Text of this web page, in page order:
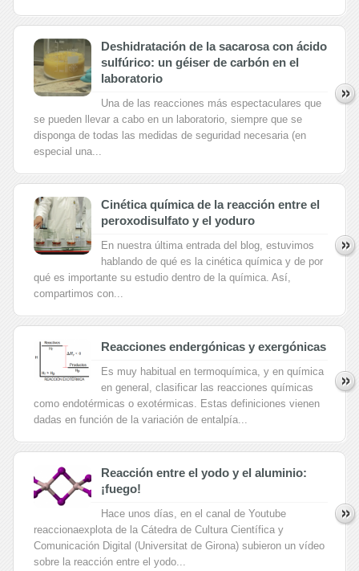
Deshidratación de la sacarosa con ácido
sulfúrico: un géiser de carbón en el
laboratorio
Una de las reacciones más espectaculares que
se pueden llevar a cabo en un laboratorio, siempre que se
disponga de todas las medidas de seguridad necesaria (en
especial una...
Cinética química de la reacción entre el
peroxodisulfato y el yoduro
En nuestra última entrada del blog, estuvimos
hablando de qué es la cinética química y de por
qué es importante su estudio dentro de la química. Así,
compartimos con...
Reacciones endergónicas y exergónicas
Es muy habitual en termoquímica, y en química
en general, clasificar las reacciones químicas
como endotérmicas o exotérmicas. Estas definiciones vienen
dadas en función de la variación de entalpía...
Reacción entre el yodo y el aluminio:
¡fuego!
Hace unos días, en el canal de Youtube
reaccionaexplota de la Cátedra de Cultura Científica y
Comunicación Digital (Universitat de Girona) subieron un vídeo
sobre la reacción entre el yodo...